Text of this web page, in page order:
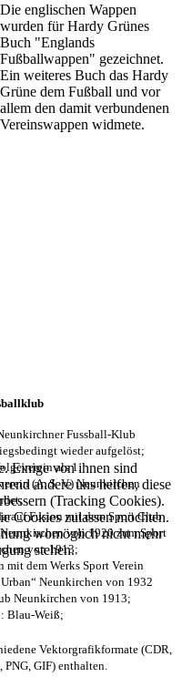
Einige von ihnen sind
andere uns helfen, diese
(Tracking Cookies).
Cookies zulassen möchten.
womöglich nicht mehr
stehen.
Die englischen Wappen
wurden für Hardy Grünes
Buch "Englands
Fußballwappen" gezeichnet.
Ein weiteres Buch das Hardy
Grüne dem Fußball und vor
allem den damit verbundenen
Vereinswappen widmete.
Fussball-Klub
wieder aufgelöst;
als 1.
(A. S. V.) Neunkirchen
Fusion mit dem Sport Club
von 1920 zum Sport
von 1913;
mit dem Werks Sport Verein
Neunkirchen von 1932
Neunkirchen von 1913;
Blau-Weiß;
Vektorgrafikformate (CDR,
GIF) enthalten.